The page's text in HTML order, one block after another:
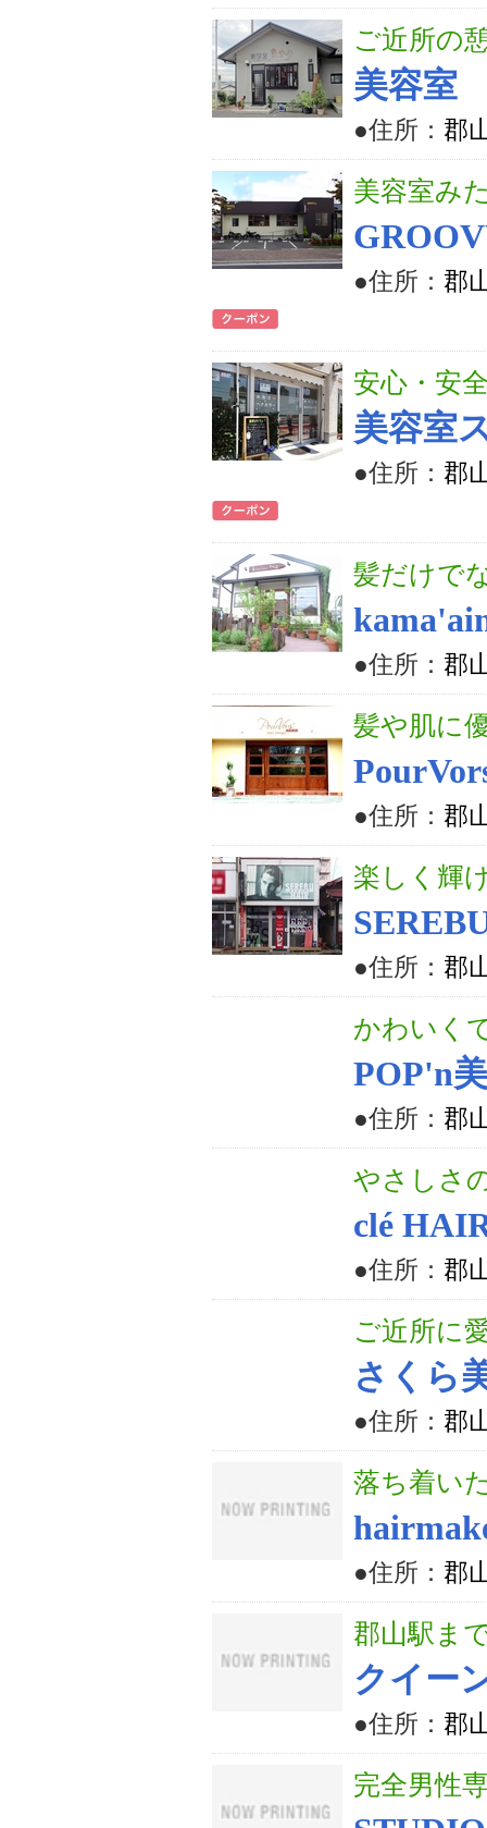
ご近所の
美容室
●住所： 郡
美容室み
●住所： 郡
安心・安
美容室
●住所： 郡
髪だけで
●住所： 郡
髪や肌に
●住所： 郡
楽しく輝
●住所： 郡
かわいく
POP'n
●住所： 郡
やさしさ
clé
●住所： 郡
ご近所に
さくら
●住所： 郡
落ち着い
●住所： 郡
郡山駅ま
クイー
●住所： 郡
完全男性